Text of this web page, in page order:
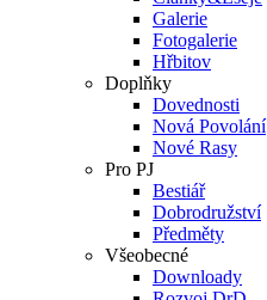
Galerie
Fotogalerie
Hřbitov
Doplňky
Dovednosti
Nová Povolání
Nové Rasy
Pro PJ
Bestiář
Dobrodružství
Předměty
Všeobecné
Downloady